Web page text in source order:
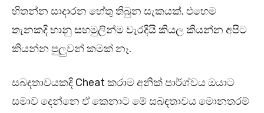
හිතන්න සාදාරන හේතු තිබුන සැකයක්. එහෙම
තැනකදි භානු සහමුලින්ම වැරදියි කියල කියන්න අපිට
කියන්න පුලුවන් කමක් නෑ.
සබඳතාවයකදි Cheat කරාම අනික් පාර්ශ්වය ඔයාට
සමාව දෙන්නෙ ඒ කෙනාට මේ සබඳතාවය මොනතරම්